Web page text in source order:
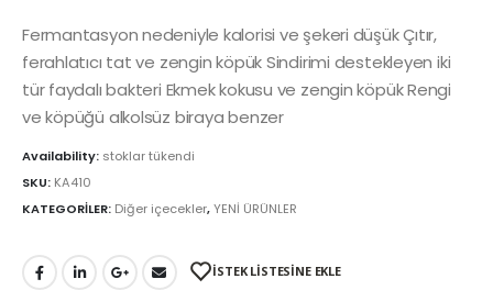
Fermantasyon nedeniyle kalorisi ve şekeri düşük Çıtır,
ferahlatıcı tat ve zengin köpük Sindirimi destekleyen iki
tür faydalı bakteri Ekmek kokusu ve zengin köpük Rengi
ve köpüğü alkolsüz biraya benzer
Availability: stoklar tükendi
SKU: KA410
KATEGORİLER: Diğer içecekler,YENİ ÜRÜNLER
İSTEK LİSTESİNE EKLE